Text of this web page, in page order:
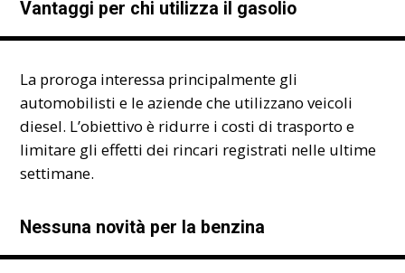
Vantaggi per chi utilizza il gasolio
La proroga interessa principalmente gli
automobilisti e le aziende che utilizzano veicoli
diesel. L’obiettivo è ridurre i costi di trasporto e
limitare gli effetti dei rincari registrati nelle ultime
settimane.
Nessuna novità per la benzina